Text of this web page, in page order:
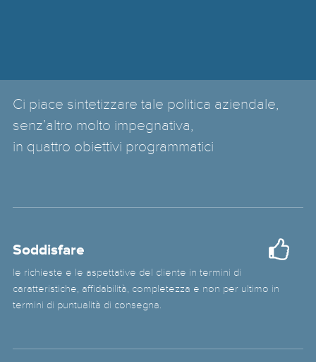
Ci piace sintetizzare tale politica aziendale,
senz’altro molto impegnativa,
in quattro obiettivi programmatici
Soddisfare
le richieste e le aspettative del cliente in termini di
caratteristiche, affidabilità, completezza e non per ultimo in
termini di puntualità di consegna.